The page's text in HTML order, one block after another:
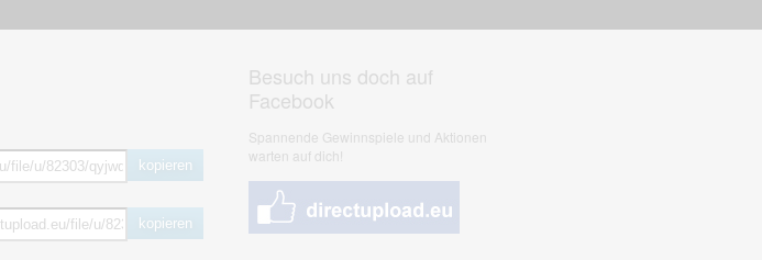
kopieren
kopieren
Besuch uns doch auf
Facebook
Spannende Gewinnspiele und Aktionen
warten auf dich!